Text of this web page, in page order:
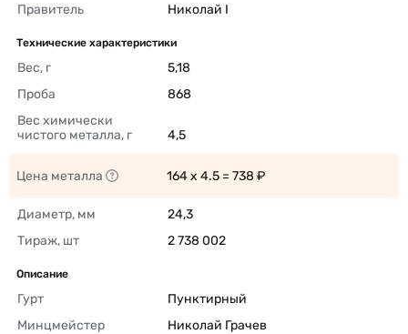
Правитель
Николай I
Технические характеристики
Вес, г
5,18
Проба
868
Вес химически
чистого металла, г
4,5
Цена металла 164 x 4.5 = 738 ₽
Диаметр, мм
24,3
Тираж, шт
2 738 002
Описание
Гурт
Пунктирный
Минцмейстер
Николай Грачев